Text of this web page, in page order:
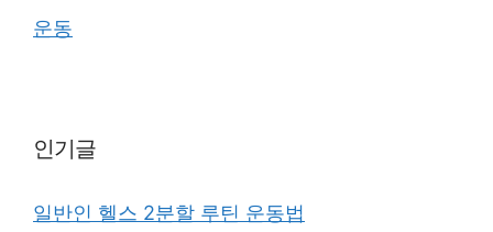
운동
인기글
일반인 헬스 2분할 루틴 운동법